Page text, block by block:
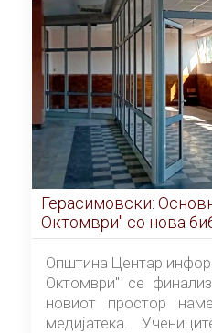
Герасимовски:
Октомври" со нова
од септември
Општина Центар
Октомври" се
новиот простор
медијатека.